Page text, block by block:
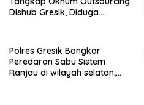
Dishub Gresik, Diduga
Polres Gresik Bongkar
Peredaran Sabu Sistem
Ranjau di wilayah selatan,